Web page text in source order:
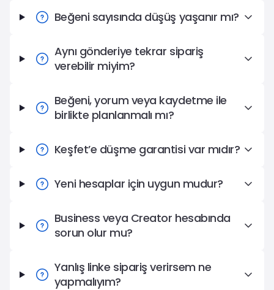
Beğeni sayısında düşüş yaşanır mı?
Aynı gönderiye tekrar sipariş
verebilir miyim?
Beğeni, yorum veya kaydetme ile
birlikte planlanmalı mı?
Keşfet’e düşme garantisi var mıdır?
Yeni hesaplar için uygun mudur?
Business veya Creator hesabında
sorun olur mu?
Yanlış linke sipariş verirsem ne
yapmalıyım?